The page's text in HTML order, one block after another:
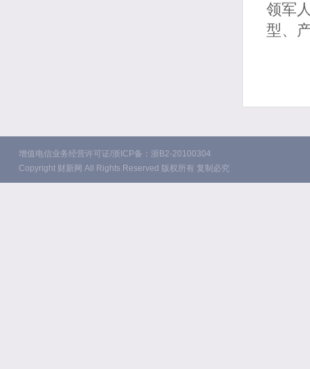
领军
型、
增值电信业务经营许可证/浙ICP备：浙B2-20100304
Copyright 财新网 All Rights Reserved 版权所有 复制必究